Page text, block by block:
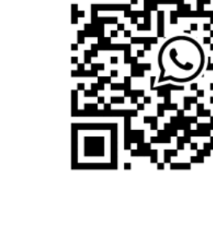
ore 11:30 - Lucca, Scuola
- Viale Castruccio
murales in
curato dal Liceo
ore 18 - Fiano
- Messa in
celebrata da mons.
di Lucca
ore 20.30 -
al Cippo di don
Memoria in alcuni
Ritrovo alle ore
con conclusione al